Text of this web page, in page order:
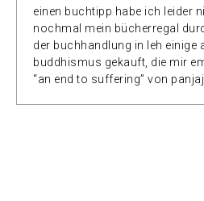
einen buchtipp habe ich leider
nochmal mein bücherregal
der buchhandlung in leh einige
buddhismus gekauft, die mir
“an end to suffering” von